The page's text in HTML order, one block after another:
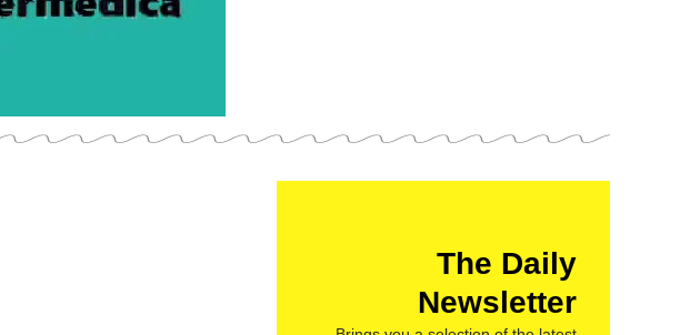
The Daily
Newsletter